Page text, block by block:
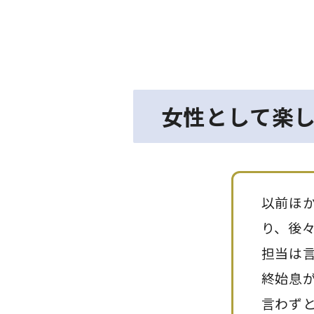
女性として楽
以前ほ
り、後
担当は
終始息
言わず